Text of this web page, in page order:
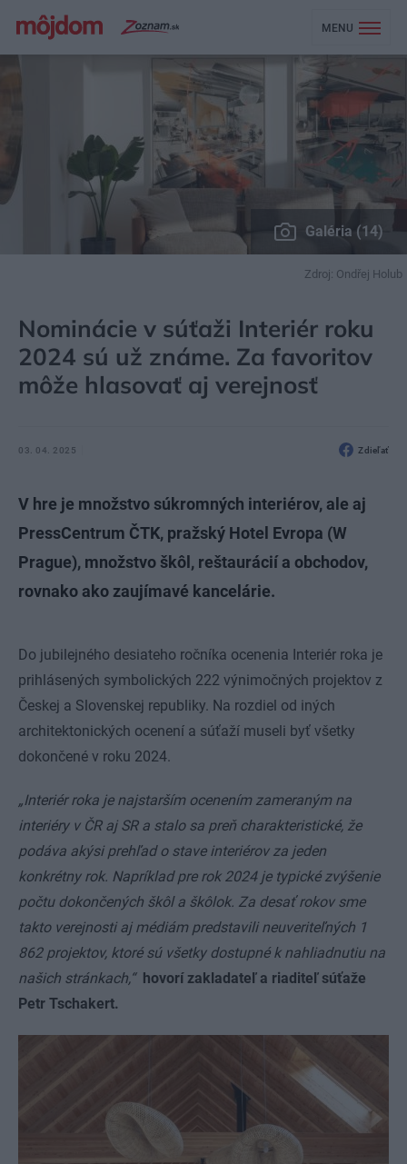
MENU
Galéria (14)
Zdroj: Ondřej Holub
Nominácie v súťaži Interiér roku
2024 sú už známe. Za favoritov
môže hlasovať aj verejnosť
03. 04. 2025 Zdieľať
V hre je množstvo súkromných interiérov, ale aj
PressCentrum ČTK, pražský Hotel Evropa (W
Prague), množstvo škôl, reštaurácií a obchodov,
rovnako ako zaujímavé kancelárie.
Do jubilejného desiateho ročníka ocenenia Interiér roka je
prihlásených symbolických 222 výnimočných projektov z
Českej a Slovenskej republiky. Na rozdiel od iných
architektonických ocenení a súťaží museli byť všetky
dokončené v roku 2024.
„Interiér roka je najstarším ocenením zameraným na
interiéry v ČR aj SR a stalo sa preň charakteristické, že
podáva akýsi prehľad o stave interiérov za jeden
konkrétny rok. Napríklad pre rok 2024 je typické zvýšenie
počtu dokončených škôl a škôlok. Za desať rokov sme
takto verejnosti aj médiám predstavili neuveriteľných 1
862 projektov, ktoré sú všetky dostupné k nahliadnutiu na
našich stránkach,“ hovorí zakladateľ a riaditeľ súťaže
Petr Tschakert.